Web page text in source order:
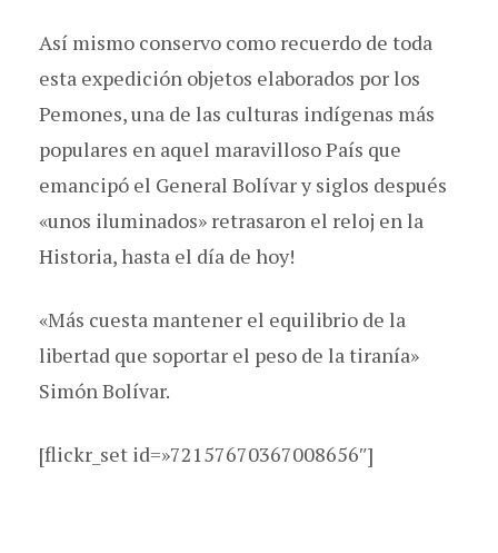
Así mismo conservo como recuerdo de toda
esta expedición objetos elaborados por los
Pemones, una de las culturas indígenas más
populares en aquel maravilloso País que
emancipó el General Bolívar y siglos después
«unos iluminados» retrasaron el reloj en la
Historia, hasta el día de hoy!
«Más cuesta mantener el equilibrio de la
libertad que soportar el peso de la tiranía»
Simón Bolívar.
[flickr_set id=»72157670367008656″]